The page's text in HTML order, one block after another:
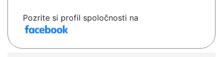
Pozrite si profil spoločnosti na